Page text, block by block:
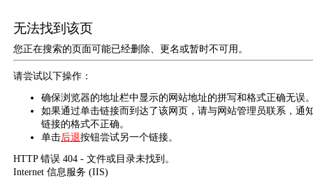
无法找到该页
您正在搜索的页面可能已经删除、更名或暂时不可用。
请尝试以下操作：
确保浏览器的地址栏中显示的网站地址的拼写和格式正确无误
如果通过单击链接而到达了该网页，请与网站管理员联系，通
链接的格式不正确。
单击后退按钮尝试另一个链接。
HTTP 错误 404 - 文件或目录未找到。
Internet 信息服务 (IIS)